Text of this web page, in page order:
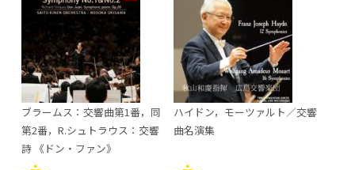
ブラームス：交響曲第1番，同
第2番，R.シュトラウス：交響
詩 《ドン・ファン》
ハイドン，モーツァルト／交響
曲名演集